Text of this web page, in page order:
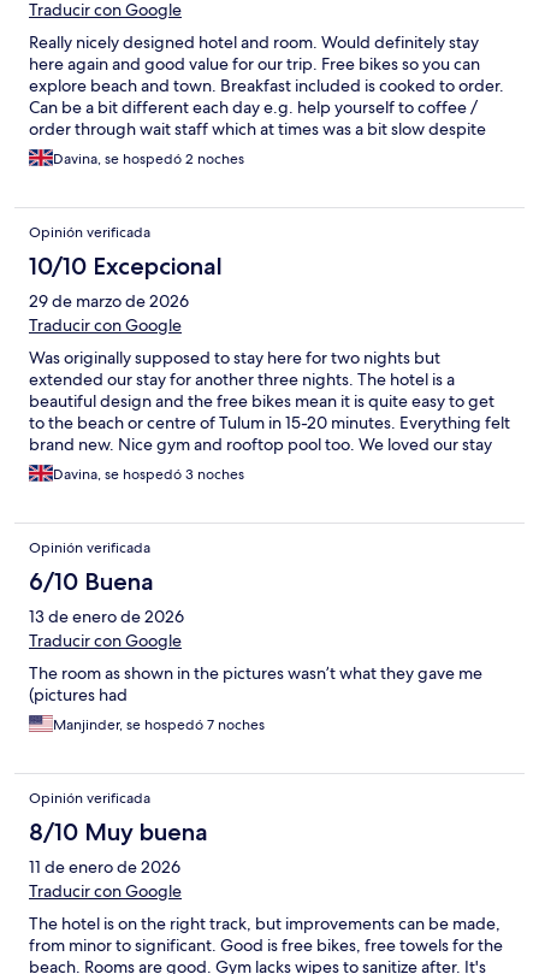
Traducir con Google
Really nicely designed hotel and room. Would definitely stay
here again and good value for our trip. Free bikes so you can
explore beach and town. Breakfast included is cooked to order.
Can be a bit different each day e.g. help yourself to coffee /
order through wait staff which at times was a bit slow despite
many people not being there. This hasn't affected my overall
rating at all but there isn't a wardrobe which is a bit annoying for
own towel to the pool as run by a different company.
Davina, se hospedó 2 noches
Opinión verificada
10/10 Excepcional
29 de marzo de 2026
Traducir con Google
Was originally supposed to stay here for two nights but
extended our stay for another three nights. The hotel is a
beautiful design and the free bikes mean it is quite easy to get
to the beach or centre of Tulum in 15-20 minutes. Everything felt
brand new. Nice gym and rooftop pool too. We loved our stay
here, would definitely visit again. Some minor points: breakfast
can be confusing as when we were there some days coffee and
rickety but they do the trick!
Davina, se hospedó 3 noches
Opinión verificada
6/10 Buena
13 de enero de 2026
Traducir con Google
The room as shown in the pictures wasn’t what they gave me
(pictures had
Manjinder, se hospedó 7 noches
Opinión verificada
8/10 Muy buena
11 de enero de 2026
Traducir con Google
The hotel is on the right track, but improvements can be made,
from minor to significant. Good is free bikes, free towels for the
beach. Rooms are good. Gym lacks wipes to sanitize after. It's